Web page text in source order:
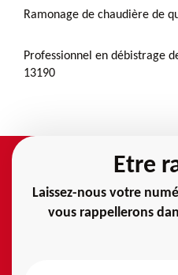
Ramonage de chaudière de
Professionnel en débistrage
13190
Etre
Laissez-nous votre
vous rappellerons